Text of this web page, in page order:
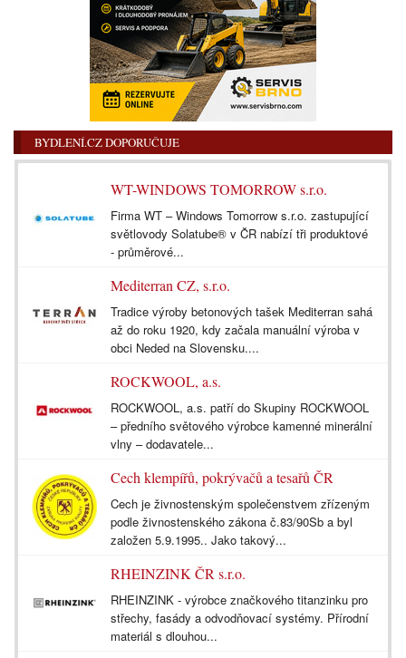
BYDLENÍ.CZ DOPORUČUJE
WT-WINDOWS TOMORROW s.r.o.
Firma WT – Windows Tomorrow s.r.o. zastupující
světlovody Solatube® v ČR nabízí tři produktové
- průměrové...
Mediterran CZ, s.r.o.
Tradice výroby betonových tašek Mediterran sahá
až do roku 1920, kdy začala manuální výroba v
obci Neded na Slovensku....
ROCKWOOL, a.s.
ROCKWOOL, a.s. patří do Skupiny ROCKWOOL
– předního světového výrobce kamenné minerální
vlny – dodavatele...
Cech klempířů, pokrývačů a tesařů ČR
Cech je živnostenským společenstvem zřízeným
podle živnostenského zákona č.83/90Sb a byl
založen 5.9.1995.. Jako takový...
RHEINZINK ČR s.r.o.
RHEINZINK - výrobce značkového titanzinku pro
střechy, fasády a odvodňovací systémy. Přírodní
materiál s dlouhou...